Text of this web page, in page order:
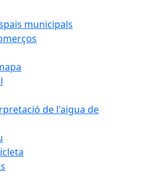
municipals
de l'aigua de